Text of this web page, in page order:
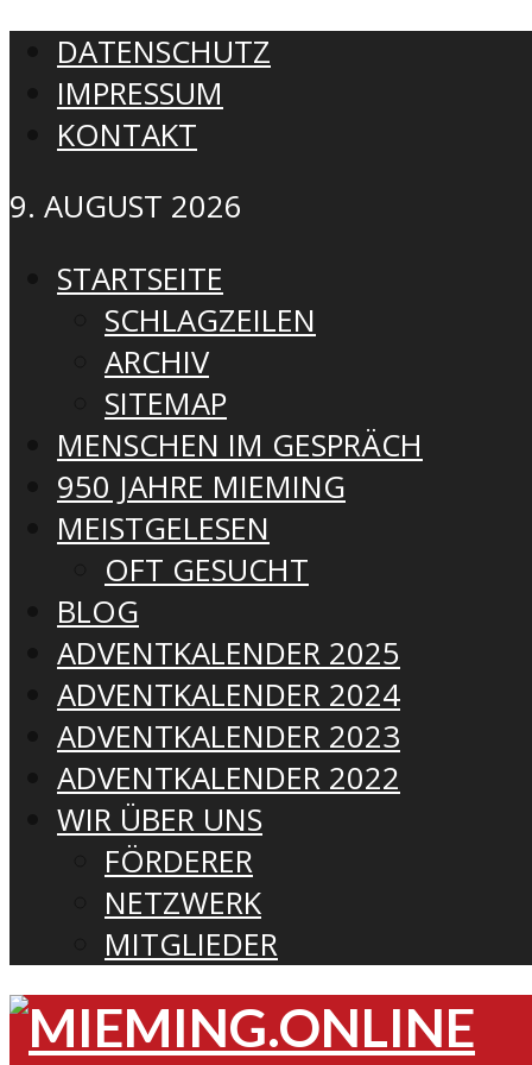
DATENSCHUTZ
IMPRESSUM
KONTAKT
9. AUGUST 2026
STARTSEITE
SCHLAGZEILEN
ARCHIV
SITEMAP
MENSCHEN IM GESPRÄCH
950 JAHRE MIEMING
MEISTGELESEN
OFT GESUCHT
BLOG
ADVENTKALENDER 2025
ADVENTKALENDER 2024
ADVENTKALENDER 2023
ADVENTKALENDER 2022
WIR ÜBER UNS
FÖRDERER
NETZWERK
MITGLIEDER